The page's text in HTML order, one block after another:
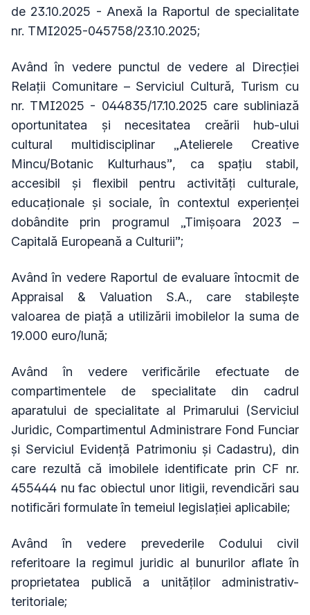
de 23.10.2025 - Anexă la Raportul de specialitate
nr. TMI2025-045758/23.10.2025;
Având în vedere punctul de vedere al Direcției
Relații Comunitare – Serviciul Cultură, Turism cu
nr. TMI2025 - 044835/17.10.2025 care subliniază
oportunitatea și necesitatea creării hub-ului
cultural multidisciplinar „Atelierele Creative
Mincu/Botanic Kulturhaus”, ca spațiu stabil,
accesibil și flexibil pentru activități culturale,
educaționale și sociale, în contextul experienței
dobândite prin programul „Timișoara 2023 –
Capitală Europeană a Culturii”;
Având în vedere Raportul de evaluare întocmit de
Appraisal & Valuation S.A., care stabilește
valoarea de piață a utilizării imobilelor la suma de
19.000 euro/lună;
Având în vedereverificările efectuate de
compartimentele de specialitate din cadrul
aparatului de specialitate al Primarului (Serviciul
Juridic, Compartimentul Administrare Fond Funciar
și Serviciul Evidență Patrimoniu și Cadastru), din
care rezultă că imobilele identificate prin CF nr.
455444 nu fac obiectul unor litigii, revendicări sau
notificări formulate în temeiul legislației aplicabile;
Având în vedere prevederile Codului civil
referitoare la regimul juridic al bunurilor aflate în
proprietatea publică a unităților administrativ-
teritoriale;